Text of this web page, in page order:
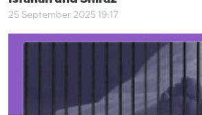
25 September 2025 19:17